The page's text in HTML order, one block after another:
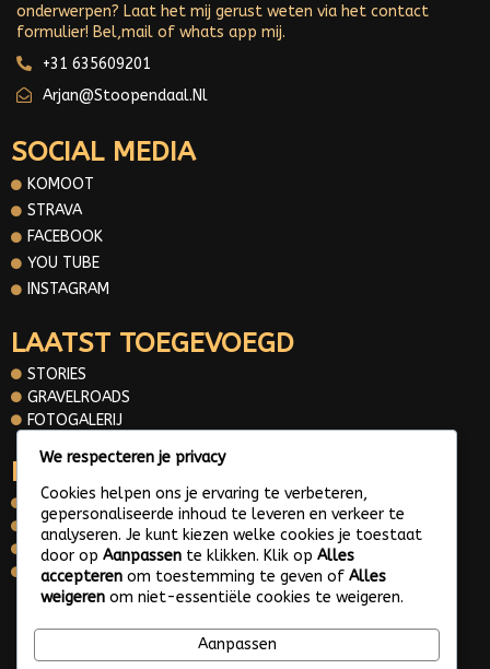
onderwerpen? Laat het mij gerust weten via het contact
formulier! Bel,mail of whats app mij.
+31 635609201
Arjan@stoopendaal.nl
SOCIAL MEDIA
KOMOOT
STRAVA
FACEBOOK
YOU TUBE
INSTAGRAM
LAATST TOEGEVOEGD
STORIES
GRAVELROADS
FOTOGALERIJ
INFORMATIE
OVER MIJ
CONTACT
PRIVACY POLICY
WHATS APP ME
© 2025 Gravelroads area around the Netherlands
We respecteren je privacy
Cookies helpen ons je ervaring te verbeteren,
gepersonaliseerde inhoud te leveren en verkeer te
analyseren. Je kunt kiezen welke cookies je toestaat
door op Aanpassen te klikken. Klik op Alles
accepteren om toestemming te geven of Alles
weigeren om niet-essentiële cookies te weigeren.
Aanpassen